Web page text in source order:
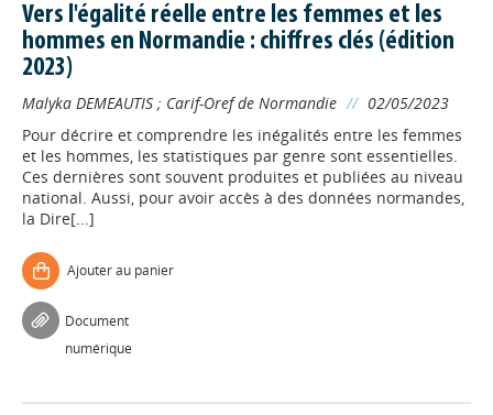
Vers l'égalité réelle entre les femmes et les
hommes en Normandie : chiffres clés (édition
2023)
Malyka DEMEAUTIS ; Carif-Oref de Normandie // 02/05/2023
Pour décrire et comprendre les inégalités entre les femmes
et les hommes, les statistiques par genre sont essentielles.
Ces dernières sont souvent produites et publiées au niveau
national. Aussi, pour avoir accès à des données normandes,
la Dire[...]
Ajouter au panier
Document
numérique